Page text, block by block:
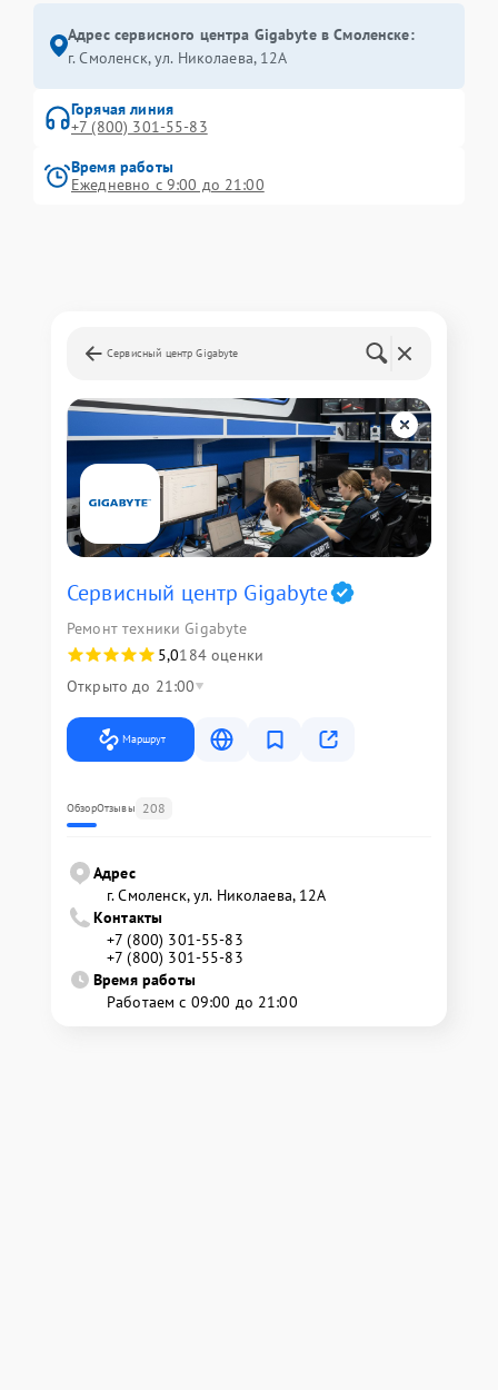
Адрес сервисного центра Gigabyte в Смоленске:
г. Смоленск, ул. Николаева, 12А
Горячая линия
+7 (800) 301-55-83
Время работы
Ежедневно с 9:00 до 21:00
Сервисный центр Gigabyte
Сервисный центр Gigabyte
Ремонт техники Gigabyte
5,0184 оценки
Открыто до 21:00
Маршрут
ОбзорОтзывы 208
Адрес
г. Смоленск, ул. Николаева, 12А
Контакты
+7 (800) 301-55-83
+7 (800) 301-55-83
Время работы
Работаем с 09:00 до 21:00